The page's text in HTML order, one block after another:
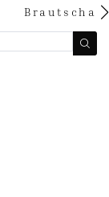
Brautschau